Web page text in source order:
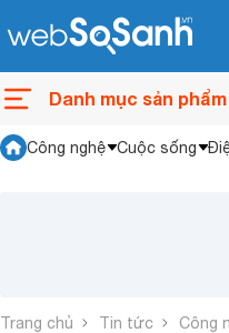
Danh mục sản phẩm
Công nghệ Cuộc sống
Trang chủ Tin tức Công